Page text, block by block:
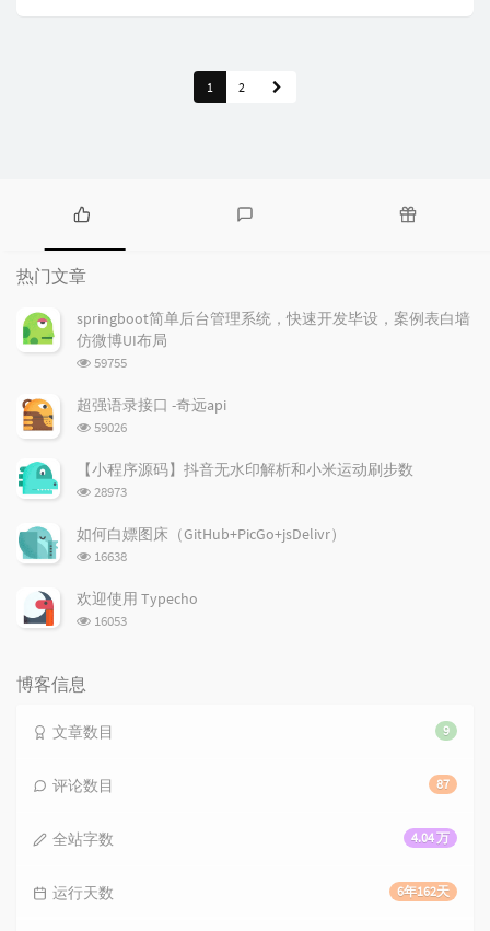
1 2
热
门
文
论
章
热门文章
springboot简单后台管理系统，快速开发毕设，案例表白墙
仿微博UI布局
浏
次
数:
59755
超强语录接口 -奇远api
浏
次
数:
59026
【小程序源码】抖音无水印解析和小米运动刷步数
浏
次
数:
28973
如何白嫖图床（GitHub+PicGo+jsDelivr）
浏
次
数:
16638
欢迎使用 Typecho
浏
16053
博客信息
9
文章数目
87
评论数目
4.04 万
全站字数
6年162天
运行天数